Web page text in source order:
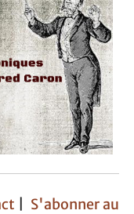
S'abonner au